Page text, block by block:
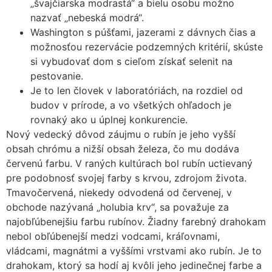
„švajčiarska modrastá“ a bielu osobu možno
nazvať „nebeská modrá“.
Washington s púšťami, jazerami z dávnych čias a
možnosťou rezervácie podzemných kritérií, skúste
si vybudovať dom s cieľom získať selenit na
pestovanie.
Je to len človek v laboratóriách, na rozdiel od
budov v prírode, a vo všetkých ohľadoch je
rovnaký ako u úplnej konkurencie.
Nový vedecký dôvod záujmu o rubín je jeho vyšší
obsah chrómu a nižší obsah železa, čo mu dodáva
červenú farbu. V raných kultúrach bol rubín uctievaný
pre podobnosť svojej farby s krvou, zdrojom života.
Tmavočervená, niekedy odvodená od červenej, v
obchode nazývaná „holubia krv“, sa považuje za
najobľúbenejšiu farbu rubínov. Žiadny farebný drahokam
nebol obľúbenejší medzi vodcami, kráľovnami,
vládcami, magnátmi a vyššími vrstvami ako rubín. Je to
drahokam, ktorý sa hodí aj kvôli jeho jedinečnej farbe a